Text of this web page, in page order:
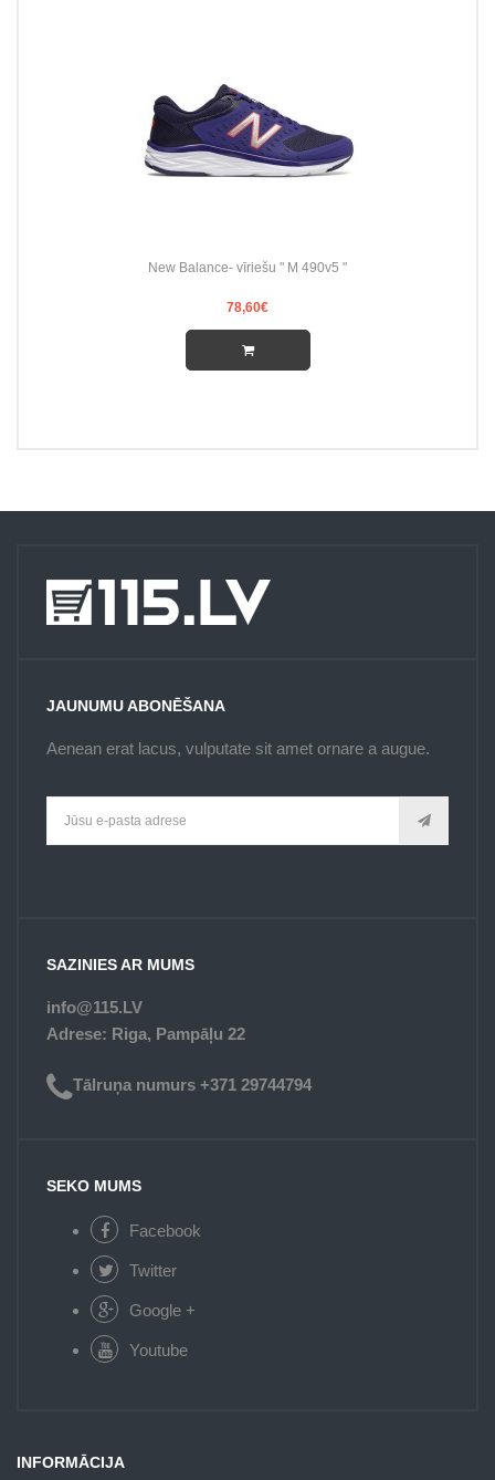
New Balance- vīriešu " M 490v5 "
78,60€
JAUNUMU ABONĒŠANA
Aenean erat lacus, vulputate sit amet ornare a augue.
SAZINIES AR MUMS
info@115.LV
Adrese: Riga, Pampāļu 22
Tālruņa numurs +371 29744794
SEKO MUMS
Facebook
Twitter
Google +
Youtube
INFORMĀCIJA